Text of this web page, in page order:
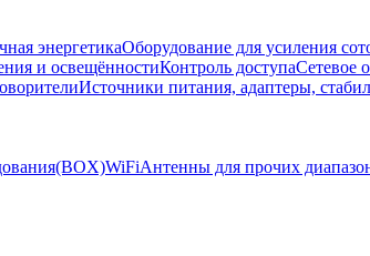
энергетикаОборудование для усиления
и освещённостиКонтроль доступаСетевое
Источники питания, адаптеры,
WiFiАнтенны для прочих